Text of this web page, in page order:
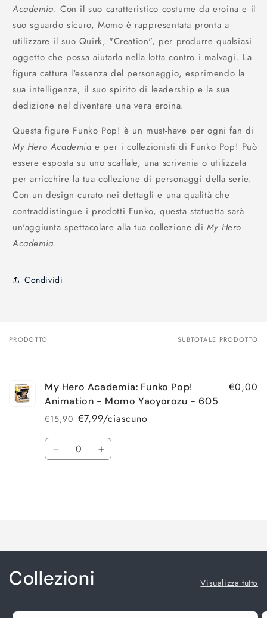
Academia. Con il suo caratteristico costume da eroina e il
suo sguardo sicuro, Momo è rappresentata pronta a
utilizzare il suo Quirk, "Creation", per produrre qualsiasi
oggetto che possa aiutarla nella lotta contro i malvagi. La
figura cattura l'essenza del personaggio, esprimendo la
sua intelligenza, il suo spirito di leadership e la sua
dedizione nel diventare una vera eroina.
Questa figure Funko Pop! è un must-have per ogni fan di
My Hero Academia e per i collezionisti di Funko Pop! Può
essere esposta su uno scaffale, una scrivania o utilizzata
per arricchire la tua collezione di personaggi della serie.
Con un design curato nei dettagli e una qualità che
contraddistingue i prodotti Funko, questa statuetta sarà
un'aggiunta spettacolare alla tua collezione di My Hero
Academia.
Condividi
Il
PRODOTTO SUBTOTALE PRODOTTO
My Hero Academia: Funko Pop!
Animation - Momo Yaoyorozu - 605
Prezzo
di
listino
€15,90
Prezzo
scontato
€7,99/ciascuno
€0,00
Quantità
DiminuisciAumenta
corso...
Collezioni Visualizza tutto